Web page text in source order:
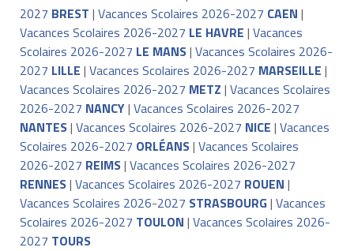
2027 BREST | Vacances Scolaires 2026-2027 CAEN |
Vacances Scolaires 2026-2027 LE HAVRE | Vacances
Scolaires 2026-2027 LE MANS| Vacances Scolaires 2026-
2027 LILLE | Vacances Scolaires 2026-2027 MARSEILLE |
Vacances Scolaires 2026-2027 METZ | Vacances Scolaires
2026-2027 NANCY| Vacances Scolaires 2026-2027
NANTES| Vacances Scolaires 2026-2027 NICE | Vacances
Scolaires 2026-2027 ORLÉANS| Vacances Scolaires
2026-2027 REIMS| Vacances Scolaires 2026-2027
RENNES| Vacances Scolaires 2026-2027 ROUEN |
Vacances Scolaires 2026-2027 STRASBOURG| Vacances
Scolaires 2026-2027 TOULON | Vacances Scolaires 2026-
2027 TOURS